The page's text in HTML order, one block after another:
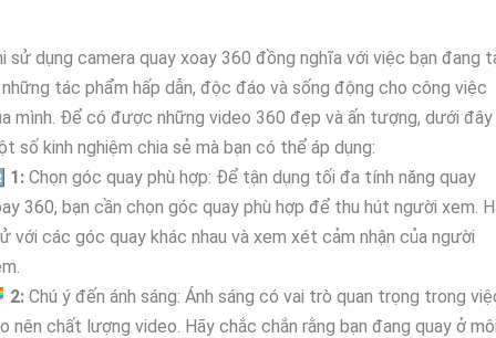
sử dụng camera quay xoay 360 đồng nghĩa với việc bạn đang
những tác phẩm hấp dẫn, độc đáo và sống động cho công việc
mình. Để có được những video 360 đẹp và ấn tượng, dưới đây
số kinh nghiệm chia sẻ mà bạn có thể áp dụng:
1: Chọn góc quay phù hợp: Để tận dụng tối đa tính năng quay
360, bạn cần chọn góc quay phù hợp để thu hút người xem.
với các góc quay khác nhau và xem xét cảm nhận của người
2: Chú ý đến ánh sáng: Ánh sáng có vai trò quan trọng trong
nên chất lượng video. Hãy chắc chắn rằng bạn đang quay ở